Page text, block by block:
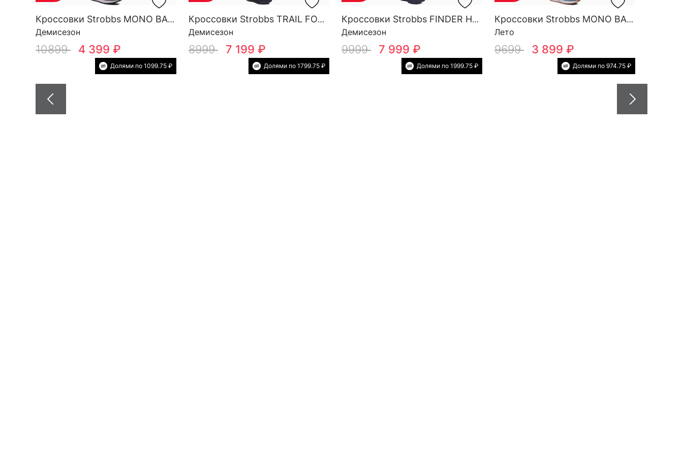
Кроссовки Strobbs MONO BASE M 3696-17
Демисезон
10899 4 399 ₽
Долями по 1099.75 ₽
Кроссовки Strobbs TRAIL FORCE YOW SG M 3818-3
Демисезон
8999 7 199 ₽
Долями по 1799.75 ₽
Кроссовки Strobbs FINDER HG M 3788-2
Демисезон
9999 7 999 ₽
Долями по 1999.75 ₽
Кроссовки Strobbs MONO BASE W 7552-5
Лето
9699 3 899 ₽
Долями по 974.75 ₽